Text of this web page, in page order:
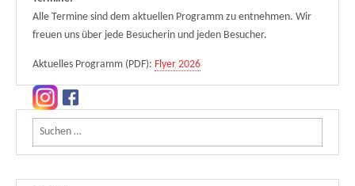
Alle Termine sind dem aktuellen Programm zu entnehmen. Wir
freuen uns über jede Besucherin und jeden Besucher.
Aktuelles Programm (PDF): Flyer 2026
Suchen nach: